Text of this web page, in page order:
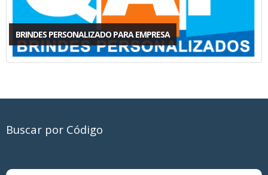
BRINDES PERSONALIZADO PARA EMPRESA
Buscar por Código